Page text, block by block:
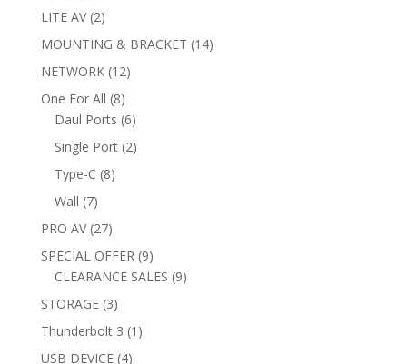
products
LITE AV 22
products
MOUNTING & BRACKET 1414
NETWORK 1212
One For All 88
products
Daul Ports 66
products
Single Port 22
Type-C 88
Wall 77
products
PRO AV 2727
products
SPECIAL OFFER 99
products
CLEARANCE SALES 99
STORAGE 33
products
Thunderbolt 3 1 1
USB DEVICE 44